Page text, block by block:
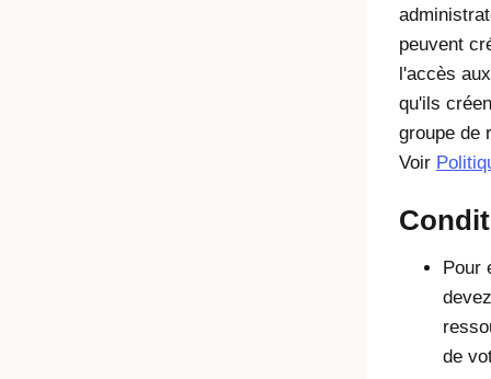
peuvent
l'accès
qu'ils
groupe de
Voir
Pour
de